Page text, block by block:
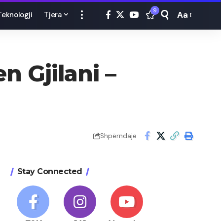
Tjera 9
Font
Aa
Gjilani –
Shpërndaje
Stay Connected